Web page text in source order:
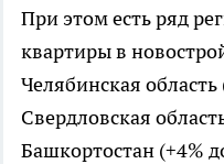
При этом есть ряд
квартиры в
Челябинская
Свердловская
Башкортостан (+4%